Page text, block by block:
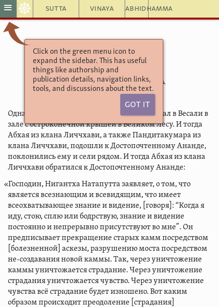
Sutta Vinaya Abhidhamma
≡ ☸
Click on the green menu icon to
expand the sidebar. This has useful
things like authorship and
publication details, navigation links,
tools, and discussions about the text.
Got It
Ангуттара Никая
Нигантха сутта
3.74. Нигантха
Однажды Достопочтенный Ананда пребывал в Весали в
зале с остроконечной крышей в Великом Лесу. И тогда
Абхая из клана Личчхави, а также Пандитакумара из
клана Личчхави, подошли к Достопочтенному Ананде,
поклонились ему и сели рядом. И тогда Абхая из клана
Личчхави обратился к Достопочтенному Ананде:
«Господин, Нигантха Натапутта заявляет, о том, что
является всезнающим и всевидящим, что имеет
всеохватывающее знание и видение, [говоря]: “Когда я
иду, стою, сплю или бодрствую, знание и видение
постоянно и непрерывно присутствуют во мне”. Он
предписывает прекращение старых камм посредством
[болезненной] аскезы, разрушению моста посредством
не-создавания новой каммы. Так, через уничтожение
каммы уничтожается страдание. Через уничтожение
страдания уничтожается чувство. Через уничтожение
чувства всё страдание будет изношено. Вот каким
образом происходит преодоление [страдания]